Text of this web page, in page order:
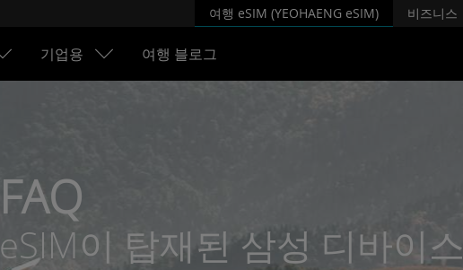
여행 eSIM (YEOHAENG eSIM) 비즈니스
기업용 여행 블로그
FAQ
eSIM이 탑재된 삼성 디바이스